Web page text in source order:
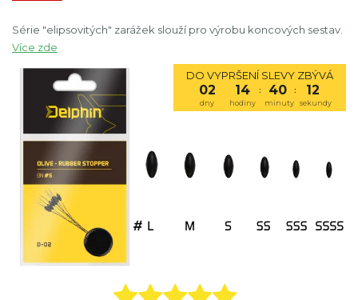
Série "elipsovitých" zarážek slouží pro výrobu koncových sestav.
Více zde
DO VYPRŠENÍ SLEVY ZBÝVÁ
02 14 : 40 : 12
dny hodiny minuty sekundy